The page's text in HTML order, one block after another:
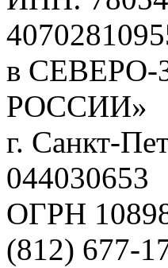
в
РОССИИ»
г. Санкт-
044030653
ОГРН
(812) 677-